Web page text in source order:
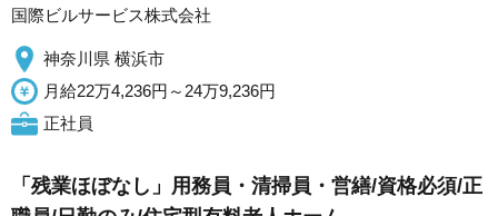
国際ビルサービス株式会社
神奈川県 横浜市
月給22万4,236円～24万9,236円
正社員
「残業ほぼなし」用務員・清掃員・営繕/資格必須/正